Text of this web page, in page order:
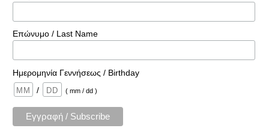
Επώνυμο / Last Name
Ημερομηνία Γεννήσεως / Birthday
/
( mm / dd )